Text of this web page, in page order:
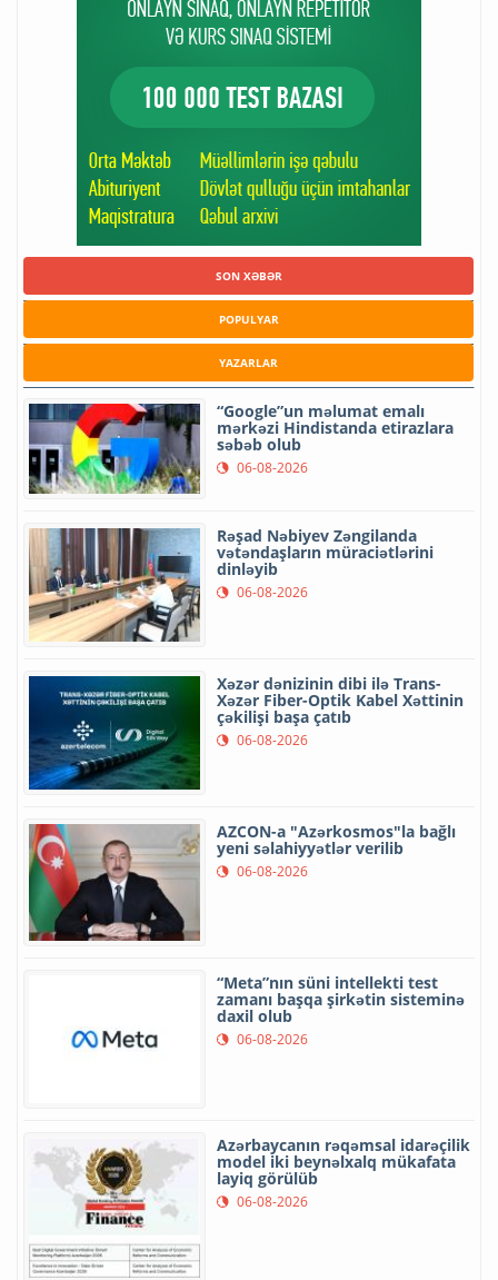
SON XƏBƏR
POPULYAR
YAZARLAR
“Google”un məlumat emalı
mərkəzi Hindistanda etirazlara
səbəb olub
06-08-2026
Rəşad Nəbiyev Zəngilanda
vətəndaşların müraciətlərini
dinləyib
06-08-2026
Xəzər dənizinin dibi ilə Trans-
Xəzər Fiber-Optik Kabel Xəttinin
çəkilişi başa çatıb
06-08-2026
AZCON-a "Azərkosmos"la bağlı
yeni səlahiyyətlər verilib
06-08-2026
“Meta”nın süni intellekti test
zamanı başqa şirkətin sisteminə
daxil olub
06-08-2026
Azərbaycanın rəqəmsal idarəçilik
model iki beynəlxalq mükafata
layiq görülüb
06-08-2026